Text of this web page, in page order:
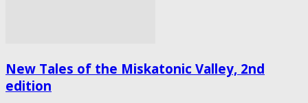
New Tales of the Miskatonic Valley, 2nd
edition